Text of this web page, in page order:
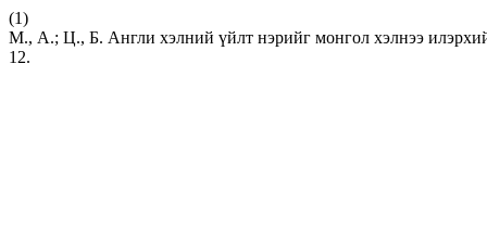
(1)
М., А.; Ц., Б. Англи хэлний үйлт нэрийг монгол хэлнээ
12.